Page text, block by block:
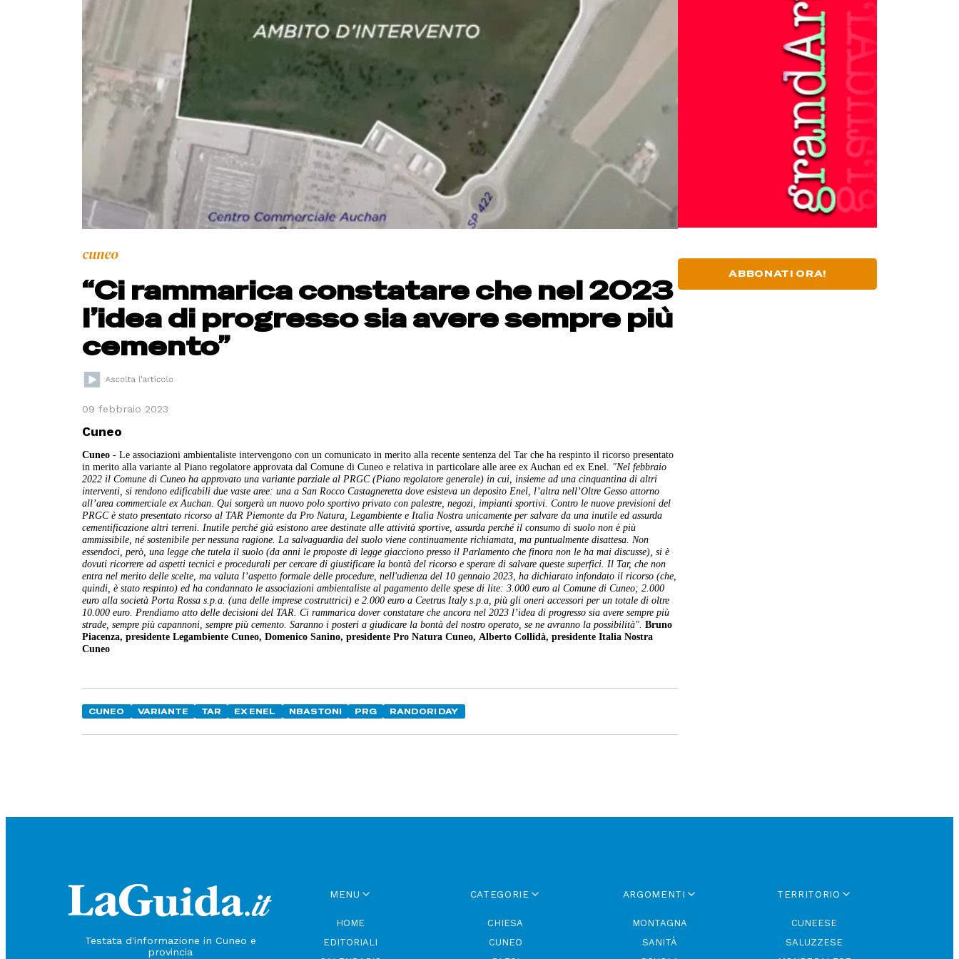
cuneo
“Ci rammarica constatare che nel 2023
l’idea di progresso sia avere sempre più
cemento”
09 febbraio 2023
Cuneo
Cuneo - Le associazioni ambientaliste intervengono con un comunicato in merito alla recente sentenza del Tar che ha respinto il ricorso presentato
in merito alla variante al Piano regolatore approvata dal Comune di Cuneo e relativa in particolare alle aree ex Auchan ed ex Enel. "Nel febbraio
2022 il Comune di Cuneo ha approvato una variante parziale al PRGC (Piano regolatore generale) in cui, insieme ad una cinquantina di altri
interventi, si rendono edificabili due vaste aree: una a San Rocco Castagneretta dove esisteva un deposito Enel, l’altra nell’Oltre Gesso attorno
all’area commerciale ex Auchan. Qui sorgerà un nuovo polo sportivo privato con palestre, negozi, impianti sportivi. Contro le nuove previsioni del
PRGC è stato presentato ricorso al TAR Piemonte da Pro Natura, Legambiente e Italia Nostra unicamente per salvare da una inutile ed assurda
cementificazione altri terreni. Inutile perché già esistono aree destinate alle attività sportive, assurda perché il consumo di suolo non è più
ammissibile, né sostenibile per nessuna ragione. La salvaguardia del suolo viene continuamente richiamata, ma puntualmente disattesa. Non
essendoci, però, una legge che tutela il suolo (da anni le proposte di legge giacciono presso il Parlamento che finora non le ha mai discusse), si è
dovuti ricorrere ad aspetti tecnici e procedurali per cercare di giustificare la bontà del ricorso e sperare di salvare queste superfici. Il Tar, che non
entra nel merito delle scelte, ma valuta l’aspetto formale delle procedure, nell'udienza del 10 gennaio 2023, ha dichiarato infondato il ricorso (che,
quindi, è stato respinto) ed ha condannato le associazioni ambientaliste al pagamento delle spese di lite: 3.000 euro al Comune di Cuneo; 2.000
euro alla società Porta Rossa s.p.a. (una delle imprese costruttrici) e 2.000 euro a Ceetrus Italy s.p.a, più gli oneri accessori per un totale di oltre
10.000 euro. Prendiamo atto delle decisioni del TAR. Ci rammarica dover constatare che ancora nel 2023 l’idea di progresso sia avere sempre più
strade, sempre più capannoni, sempre più cemento. Saranno i posteri a giudicare la bontà del nostro operato, se ne avranno la possibilità". Bruno
Piacenza, presidente Legambiente Cuneo, Domenico Sanino, presidente Pro Natura Cuneo, Alberto Collidà, presidente Italia Nostra
Cuneo
CUNEO VARIANTE TAR EX ENEL NBASTONI PRG RANDORI DAY
ABBONATI ORA!
Testata d'informazione in Cuneo e
provincia
MENU
HOME
EDITORIALI
CATEGORIE
CHIESA
CUNEO
ARGOMENTI
MONTAGNA
SANITÀ
TERRITORIO
CUNEESE
SALUZZESE